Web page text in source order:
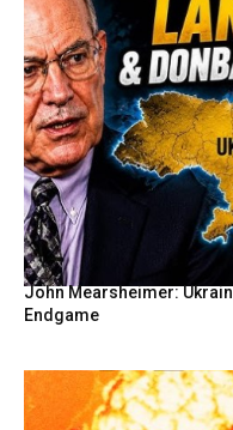
John Mearsheimer:
Endgame